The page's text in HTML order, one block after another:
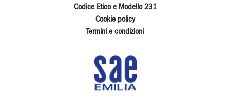
Codice Etico e Modello 231
Cookie policy
Termini e condizioni